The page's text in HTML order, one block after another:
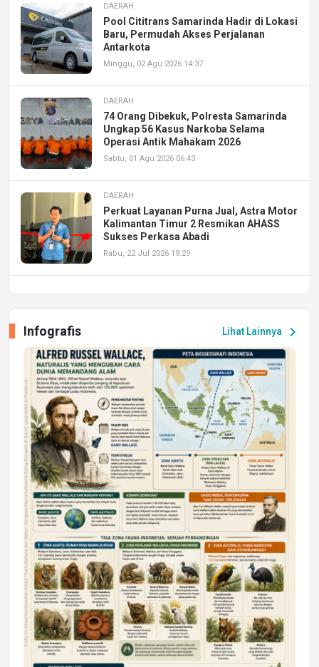
DAERAH
Pool Cititrans Samarinda Hadir di Lokasi
Baru, Permudah Akses Perjalanan
Antarkota
Minggu, 02 Agu 2026 14:37
DAERAH
74 Orang Dibekuk, Polresta Samarinda
Ungkap 56 Kasus Narkoba Selama
Operasi Antik Mahakam 2026
Sabtu, 01 Agu 2026 06:43
DAERAH
Perkuat Layanan Purna Jual, Astra Motor
Kalimantan Timur 2 Resmikan AHASS
Sukses Perkasa Abadi
Rabu, 22 Jul 2026 19:29
Peluang Kerja dan Magang
Jumat, 17 Jul 2026 22:30
DAERAH
Astra Motor Kalimantan Timur 2 Dukung
Mahasiswa Samarinda dalam Astra
Honda SDGs Future Leaders 2026
Jumat, 10 Jul 2026 19:01
Lihat Lainnya chevron_right
Infografis